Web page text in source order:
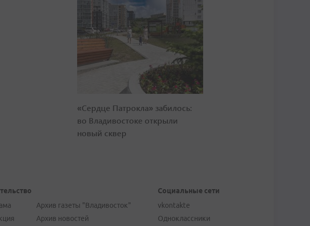
«Сердце Патрокла» забилось:
во Владивостоке открыли
новый сквер
Архив газеты "Владивосток"
Архив новостей
Социальные сети
vkontakte
Одноклассники